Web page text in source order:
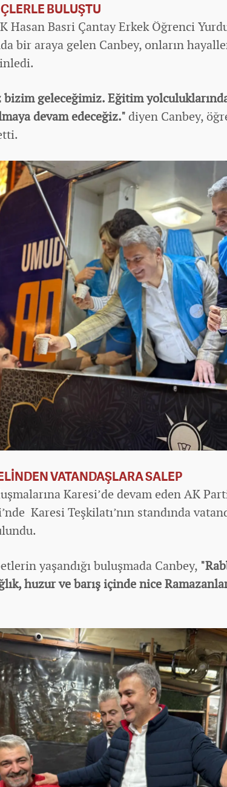
BULUŞTU
Hasan Basri Çantay Erkek Öğrenci
bir araya gelen Canbey, onların
geleceğimiz. Eğitim
devam edeceğiz."diyen Canbey,
VATANDAŞLARA SALEP
Karesi’de devam eden AK
Karesi Teşkilatı’nın standında
yaşandığı buluşmada Canbey,
huzur ve barış içinde nice